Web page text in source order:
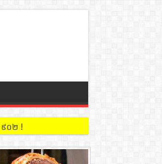
៩០២ !